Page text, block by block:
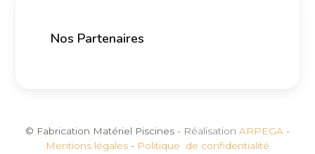
Nos Partenaires
© Fabrication Matériel Piscines - Réalisation ARPEGA -
Mentions légales - Politique de confidentialité